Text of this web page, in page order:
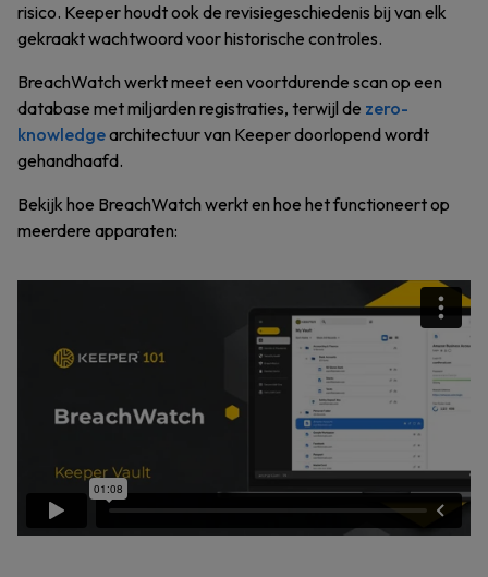
risico. Keeper houdt ook de revisiegeschiedenis bij van elk
gekraakt wachtwoord voor historische controles.
BreachWatch werkt meet een voortdurende scan op een
database met miljarden registraties, terwijl de zero-
knowledgearchitectuur van Keeper doorlopend wordt
gehandhaafd.
Bekijk hoe BreachWatch werkt en hoe het functioneert op
meerdere apparaten: